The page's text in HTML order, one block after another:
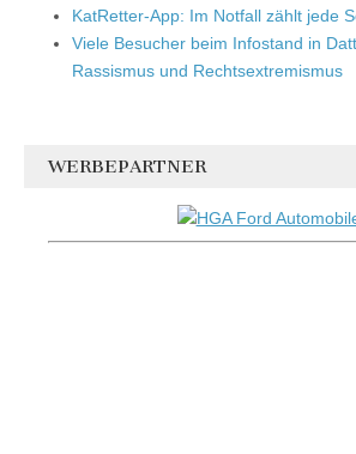
KatRetter-App: Im Notfall zählt jede
Viele Besucher beim Infostand in
Rassismus und Rechtsextremismus
WERBEPARTNER